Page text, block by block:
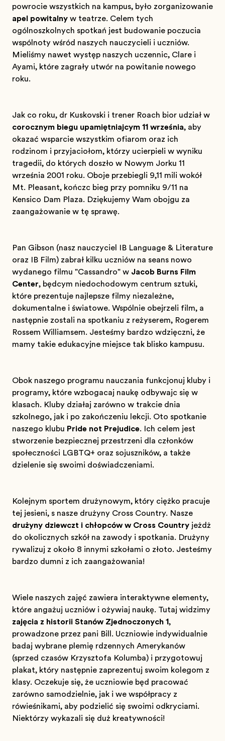
powrocie wszystkich na kampus, było zorganizowanie
apel powitalny w teatrze. Celem tych
ogólnoszkolnych spotkań jest budowanie poczucia
wspólnoty wśród naszych nauczycieli i uczniów.
Mieliśmy nawet występ naszych uczennic, Clare i
Ayami, które zagrały utwór na powitanie nowego
roku.
Jak co roku, dr Kuskovski i trener Roach biorą udział w
corocznym biegu upamiętniającym 11 września, aby
okazać wsparcie wszystkim ofiarom oraz ich
rodzinom i przyjaciołom, którzy ucierpieli w wyniku
tragedii, do których doszło w Nowym Jorku 11
września 2001 roku. Oboje przebiegli 9,11 mili wokół
Mt. Pleasant, kończąc bieg przy pomniku 9/11 na
Kensico Dam Plaza. Dziękujemy Wam obojgu za
zaangażowanie w tę sprawę.
Pan Gibson (nasz nauczyciel IB Language & Literature
oraz IB Film) zabrał kilku uczniów na seans nowo
wydanego filmu "Cassandro" w Jacob Burns Film
Center, będącym niedochodowym centrum sztuki,
które prezentuje najlepsze filmy niezależne,
dokumentalne i światowe. Wspólnie obejrzeli film, a
następnie zostali na spotkaniu z reżyserem, Rogerem
Rossem Williamsem. Jesteśmy bardzo wdzięczni, że
mamy takie edukacyjne miejsce tak blisko kampusu.
Obok naszego programu nauczania funkcjonują kluby i
programy, które wzbogacają naukę odbywającą się w
klasach. Kluby działają zarówno w trakcie dnia
szkolnego, jak i po zakończeniu lekcji. Oto spotkanie
naszego klubu Pride not Prejudice. Ich celem jest
stworzenie bezpiecznej przestrzeni dla członków
społeczności LGBTQ+ oraz sojuszników, a także
dzielenie się swoimi doświadczeniami.
Kolejnym sportem drużynowym, który ciężko pracuje
tej jesieni, są nasze drużyny Cross Country. Nasze
drużyny dziewcząt i chłopców w Cross Country jeżdżą
do okolicznych szkół na zawody i spotkania. Drużyny
rywalizują z około 8 innymi szkołami o złoto. Jesteśmy
bardzo dumni z ich zaangażowania!
Wiele naszych zajęć zawiera interaktywne elementy,
które angażują uczniów i ożywiają naukę. Tutaj widzimy
zajęcia z historii Stanów Zjednoczonych 1,
prowadzone przez panią Bill. Uczniowie indywidualnie
badają wybrane plemię rdzennych Amerykanów
(sprzed czasów Krzysztofa Kolumba) i przygotowują
plakat, który następnie zaprezentują swoim kolegom z
klasy. Oczekuje się, że uczniowie będą pracować
zarówno samodzielnie, jak i we współpracy z
rówieśnikami, aby podzielić się swoimi odkryciami.
Niektórzy wykazali się dużą kreatywnością!